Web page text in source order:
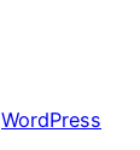
WordPress